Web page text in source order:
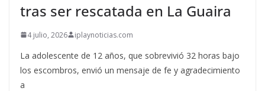
tras ser rescatada en La Guaira
4 julio, 2026 iplaynoticias.com
La adolescente de 12 años, que sobrevivió 32 horas bajo
los escombros, envió un mensaje de fe y agradecimiento
a